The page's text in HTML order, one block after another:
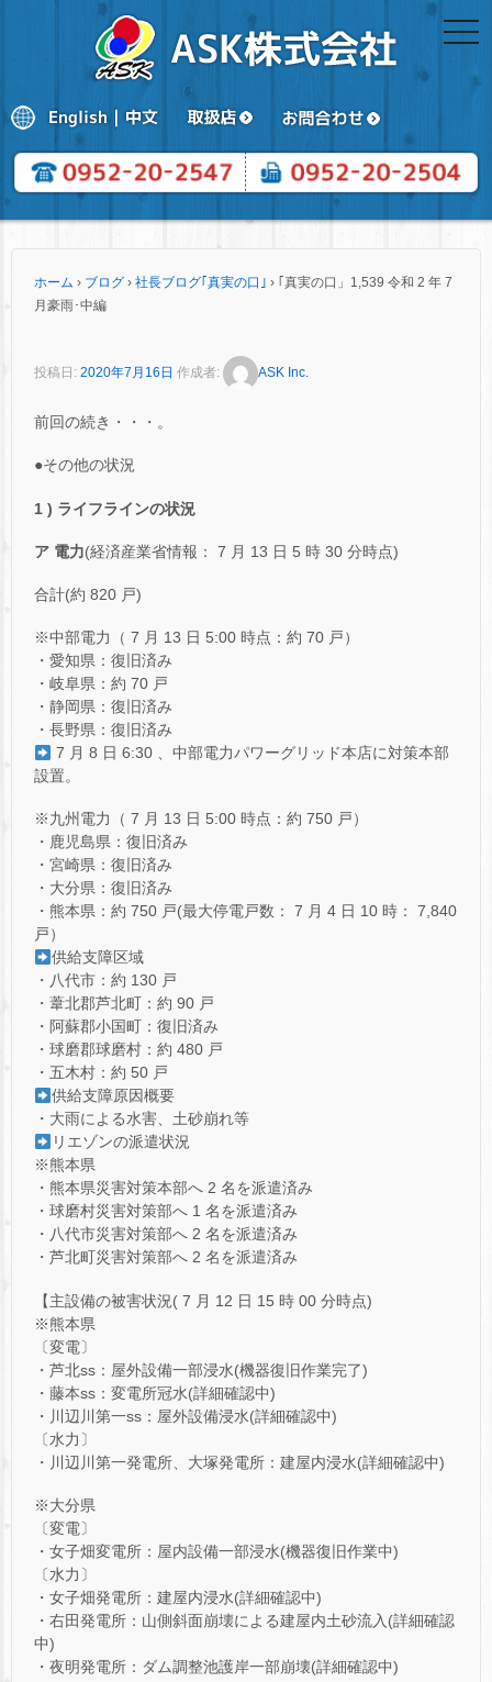
ホーム › ブログ › 社長ブログ｢真実の口｣ › ｢真実の口」1,539 令和 2 年 7
月豪雨･中編
投稿日: 2020年7月16日 作成者: ASK Inc.
前回の続き・・・。
●その他の状況
1 ) ライフラインの状況
ア 電力(経済産業省情報： 7 月 13 日 5 時 30 分時点)
合計(約 820 戸)
※中部電力（ 7 月 13 日 5:00 時点：約 70 戸）
・愛知県：復旧済み
・岐阜県：約 70 戸
・静岡県：復旧済み
・長野県：復旧済み
7 月 8 日 6:30 、中部電力パワーグリッド本店に対策本部
設置。
※九州電力（ 7 月 13 日 5:00 時点：約 750 戸）
・鹿児島県：復旧済み
・宮崎県：復旧済み
・大分県：復旧済み
・熊本県：約 750 戸(最大停電戸数： 7 月 4 日 10 時： 7,840
戸）
供給支障区域
・八代市：約 130 戸
・葦北郡芦北町：約 90 戸
・阿蘇郡小国町：復旧済み
・球磨郡球磨村：約 480 戸
・五木村：約 50 戸
供給支障原因概要
・大雨による水害、土砂崩れ等
リエゾンの派遣状況
※熊本県
・熊本県災害対策本部へ 2 名を派遣済み
・球磨村災害対策部へ 1 名を派遣済み
・八代市災害対策部へ 2 名を派遣済み
・芦北町災害対策部へ 2 名を派遣済み
【主設備の被害状況( 7 月 12 日 15 時 00 分時点)
※熊本県
〔変電〕
・芦北ss：屋外設備一部浸水(機器復旧作業完了)
・藤本ss：変電所冠水(詳細確認中)
・川辺川第一ss：屋外設備浸水(詳細確認中)
〔水力〕
・川辺川第一発電所、大塚発電所：建屋内浸水(詳細確認中)
※大分県
〔変電〕
・女子畑変電所：屋内設備一部浸水(機器復旧作業中)
〔水力〕
・女子畑発電所：建屋内浸水(詳細確認中)
・右田発電所：山側斜面崩壊による建屋内土砂流入(詳細確認
中)
・夜明発電所：ダム調整池護岸一部崩壊(詳細確認中)